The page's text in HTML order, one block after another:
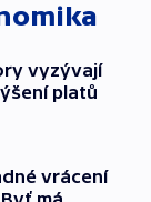
vyzývají
platů
vrácení